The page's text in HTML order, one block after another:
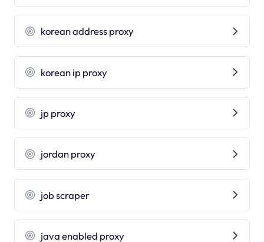
korean address proxy
korean ip proxy
jp proxy
jordan proxy
job scraper
java enabled proxy